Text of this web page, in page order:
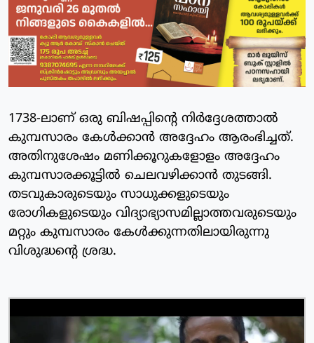
1738-ലാണ് ഒരു ബിഷപ്പിന്റെ നിര്‍ദ്ദേശത്താല്‍
കുമ്പസാരം കേള്‍ക്കാന്‍ അദ്ദേഹം ആരംഭിച്ചത്.
അതിനുശേഷം മണിക്കൂറുകളോളം അദ്ദേഹം
കുമ്പസാരക്കൂട്ടില്‍ ചെലവഴിക്കാന്‍ തുടങ്ങി.
തടവുകാരുടെയും സാധുക്കളുടെയും
രോഗികളുടെയും വിദ്യാഭ്യാസമില്ലാത്തവരുടെയും
മറ്റും കുമ്പസാരം കേള്‍ക്കുന്നതിലായിരുന്നു
വിശുദ്ധന്റെ ശ്രദ്ധ.